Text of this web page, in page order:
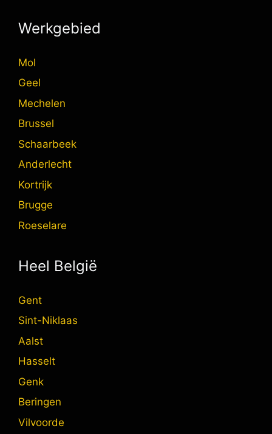
Werkgebied
Mol
Geel
Mechelen
Brussel
Schaarbeek
Anderlecht
Kortrijk
Brugge
Roeselare
Heel België
Gent
Sint-Niklaas
Aalst
Hasselt
Genk
Beringen
Vilvoorde